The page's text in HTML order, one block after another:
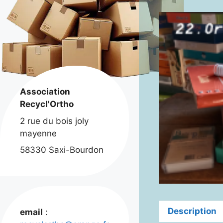
Description
Association
Recycl'Ortho
2 rue du bois joly
mayenne
58330 Saxi-Bourdon
email :